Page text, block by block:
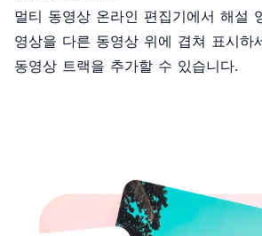
멀티 동영상 온라인 편집기에서 해설
영상을 다른 동영상 위에 겹쳐 표시하
동영상 트랙을 추가할 수 있습니다.